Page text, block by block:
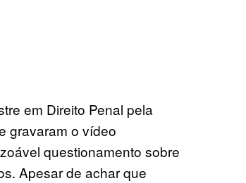
em Direito Penal pela
gravaram o vídeo
questionamento sobre
Apesar de achar que